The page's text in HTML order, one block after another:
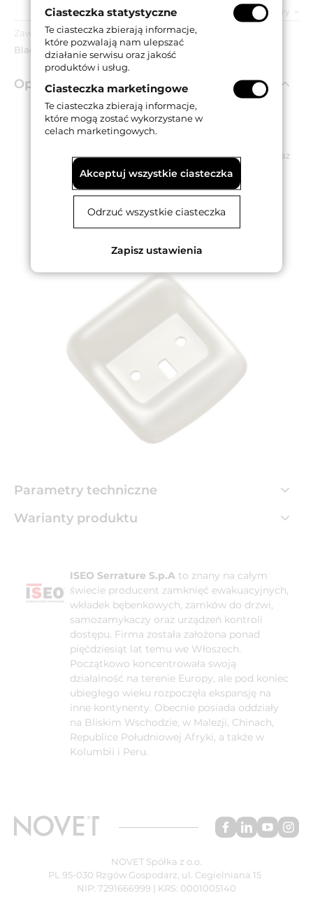
zobacz wszystkie parametry
Zawartość opakowania:
Blacha zaczepowa.
Opis produktu
Blacha zaczepowa dolna dedykowana do zamknięć
Odpowiednia do drzwi drewnianych, metalowych oraz
profilowych.
Może być stosowana w drzwiach ewakuacyjnych /
przeciwpożarowych.
Posiada antybakteryjną powłokę AntiGERM.
Wykonana ze stali i dostępna w wykończeniu
Parametry techniczne
Warianty produktu
ISEO Serrature S.p.A to znany na całym
świecie producent zamknięć ewakuacyjnych,
wkładek bębenkowych, zamków do drzwi,
samozamykaczy oraz urządzeń kontroli
dostępu. Firma została założona ponad
pięćdziesiąt lat temu we Włoszech.
Początkowo koncentrowała swoją
działalność na terenie Europy, ale pod koniec
ubiegłego wieku rozpoczęła ekspansję na
inne kontynenty. Obecnie posiada oddziały
na Bliskim Wschodzie, w Malezji, Chinach,
Republice Południowej Afryki, a także w
Kolumbii i Peru.
NOVET Spółka z o.o.
PL 95-030 Rzgów Gospodarz, ul. Cegielniana 15
NIP: 7291666999 | KRS: 0001005140
Ciasteczka statystyczne
Te ciasteczka zbierają informacje,
które pozwalają nam ulepszać
działanie serwisu oraz jakość
produktów i usług.
Ciasteczka marketingowe
Te ciasteczka zbierają informacje,
które mogą zostać wykorzystane w
celach marketingowych.
Akceptuj wszystkie ciasteczka
Odrzuć wszystkie ciasteczka
Zapisz ustawienia